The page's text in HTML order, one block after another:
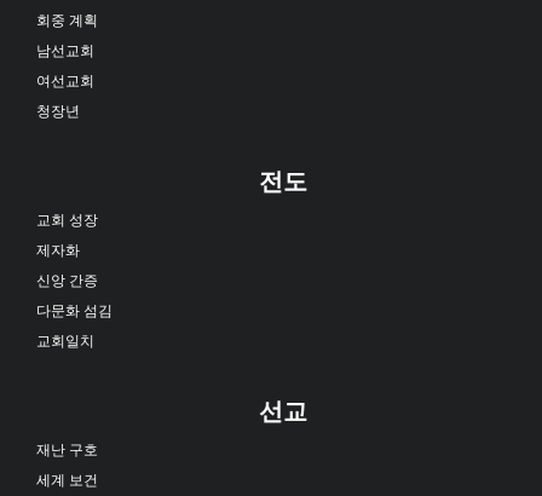
회중 계획
남선교회
여선교회
청장년
전도
교회 성장
제자화
신앙 간증
다문화 섬김
교회일치
선교
재난 구호
세계 보건